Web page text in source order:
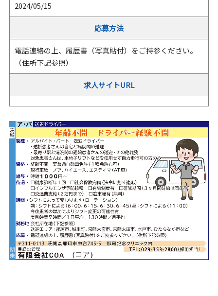
2024/05/15
応募方法
電話連絡の上、履歴書（写真貼付）をご持参ください。
（住所下記参照）
求人サイトURL